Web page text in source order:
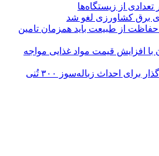
تعدادی از زیستگاه‌ها
برق کشاورزی لغو شد
از طبیعت باید همزمان تامین
با افزایش قیمت مواد غذایی مواجه
فرآیند جذب سرمایه‌گذار برای احداث زباله‌سوز ۳۰۰ تُنی